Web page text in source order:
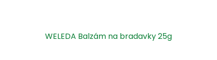
WELEDA Balzám na bradavky 25g